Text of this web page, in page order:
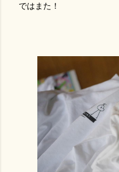
ではまた！